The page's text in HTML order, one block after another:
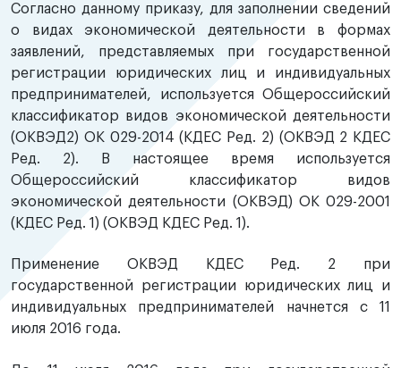
Согласно данному приказу, для заполнении сведений
о видах экономической деятельности в формах
заявлений, представляемых при государственной
регистрации юридических лиц и индивидуальных
предпринимателей, используется Общероссийский
классификатор видов экономической деятельности
(ОКВЭД2) ОК 029-2014 (КДЕС Ред. 2) (ОКВЭД 2 КДЕС
Ред. 2). В настоящее время используется
Общероссийский классификатор видов
экономической деятельности (ОКВЭД) ОК 029-2001
(КДЕС Ред. 1) (ОКВЭД КДЕС Ред. 1).
Применение ОКВЭД КДЕС Ред. 2 при
государственной регистрации юридических лиц и
индивидуальных предпринимателей начнется с 11
июля 2016 года.